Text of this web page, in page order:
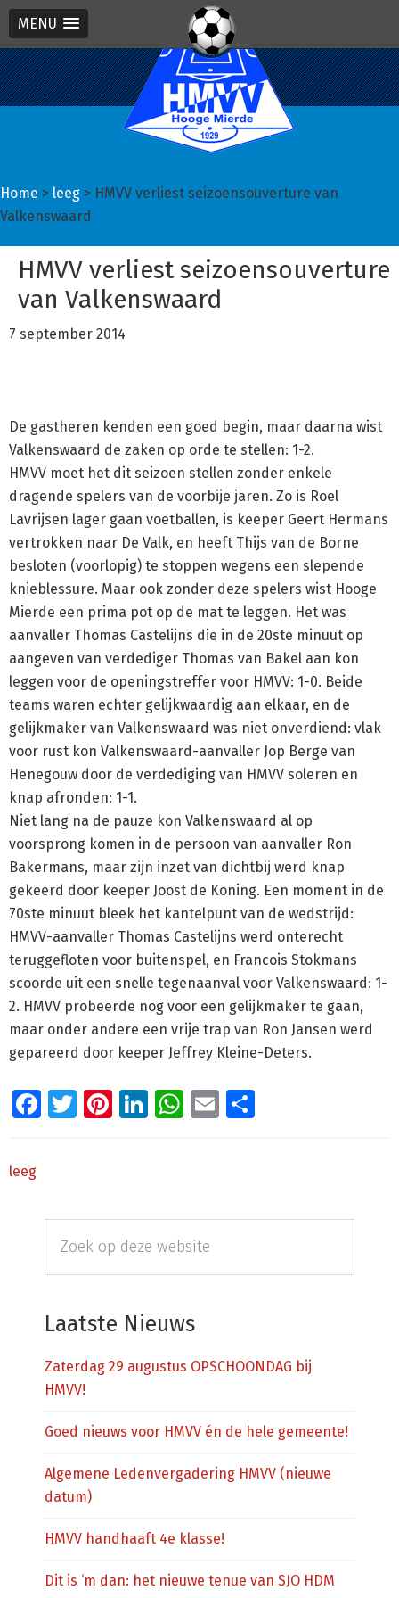
MENU
Spring
naar
de
Door
naar
de
Spring
naar
de
Home > leeg > HMVV verliest seizoensouverture van
Valkenswaard
HMVV verliest seizoensouverture
van Valkenswaard
7 september 2014
De gastheren kenden een goed begin, maar daarna wist
Valkenswaard de zaken op orde te stellen: 1-2.
HMVV moet het dit seizoen stellen zonder enkele
dragende spelers van de voorbije jaren. Zo is Roel
Lavrijsen lager gaan voetballen, is keeper Geert Hermans
vertrokken naar De Valk, en heeft Thijs van de Borne
besloten (voorlopig) te stoppen wegens een slepende
knieblessure. Maar ook zonder deze spelers wist Hooge
Mierde een prima pot op de mat te leggen. Het was
aanvaller Thomas Castelijns die in de 20ste minuut op
aangeven van verdediger Thomas van Bakel aan kon
leggen voor de openingstreffer voor HMVV: 1-0. Beide
teams waren echter gelijkwaardig aan elkaar, en de
gelijkmaker van Valkenswaard was niet onverdiend: vlak
voor rust kon Valkenswaard-aanvaller Jop Berge van
Henegouw door de verdediging van HMVV soleren en
knap afronden: 1-1.
Niet lang na de pauze kon Valkenswaard al op
voorsprong komen in de persoon van aanvaller Ron
Bakermans, maar zijn inzet van dichtbij werd knap
gekeerd door keeper Joost de Koning. Een moment in de
70ste minuut bleek het kantelpunt van de wedstrijd:
HMVV-aanvaller Thomas Castelijns werd onterecht
teruggefloten voor buitenspel, en Francois Stokmans
scoorde uit een snelle tegenaanval voor Valkenswaard: 1-
2. HMVV probeerde nog voor een gelijkmaker te gaan,
maar onder andere een vrije trap van Ron Jansen werd
gepareerd door keeper Jeffrey Kleine-Deters.
Facebook
Twitter
Pinterest
LinkedIn
WhatsApp
Email
leeg
Primaire
Sidebar
deze
Laatste Nieuws
Zaterdag 29 augustus OPSCHOONDAG bij
HMVV!
Goed nieuws voor HMVV én de hele gemeente!
Algemene Ledenvergadering HMVV (nieuwe
datum)
HMVV handhaaft 4e klasse!
Dit is ‘m dan: het nieuwe tenue van SJO HDM